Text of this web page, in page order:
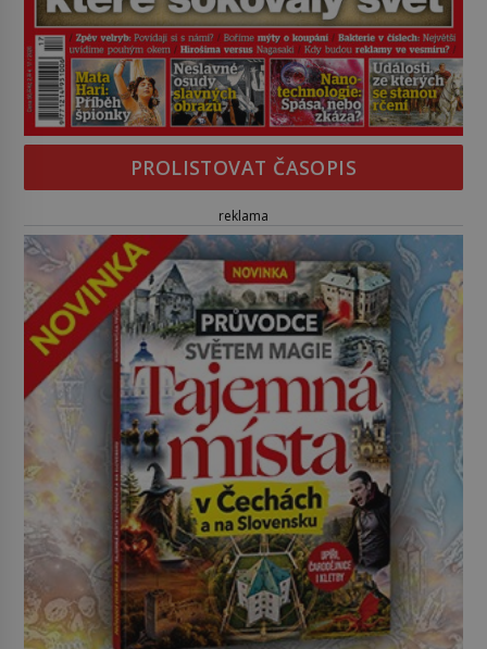
PROLISTOVAT ČASOPIS
reklama